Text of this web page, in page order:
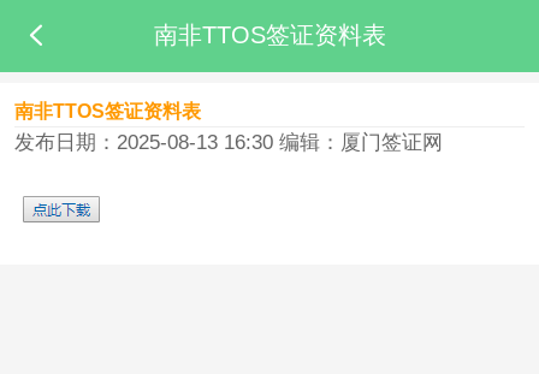
南非TTOS签证资料表
南非TTOS签证资料表
发布日期：2025-08-13 16:30编辑：厦门签证网